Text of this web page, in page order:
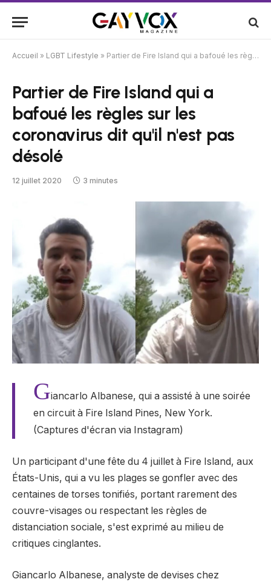
Accueil » LGBT Lifestyle » Partier de Fire Island qui a bafoué les règles sur les coronavirus dit qu'il n'est pas désolé
Partier de Fire Island qui a
bafoué les règles sur les
coronavirus dit qu'il n'est pas
désolé
12 juillet 2020 3 minutes
Giancarlo Albanese, qui a assisté à une soirée
en circuit à Fire Island Pines, New York.
(Captures d'écran via Instagram)
Un participant d'une fête du 4 juillet à Fire Island, aux
États-Unis, qui a vu les plages se gonfler avec des
centaines de torses tonifiés, portant rarement des
couvre-visages ou respectant les règles de
distanciation sociale, s'est exprimé au milieu de
critiques cinglantes.
Giancarlo Albanese, analyste de devises chez